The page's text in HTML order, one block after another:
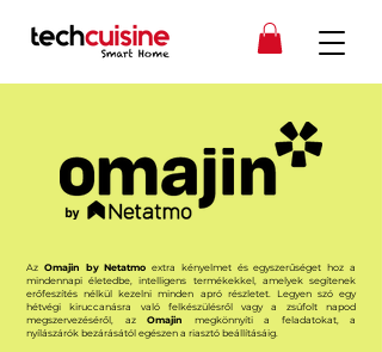
Az Omajin by Netatmo extra kényelmet és egyszerűséget hoz a
mindennapi életedbe, intelligens termékekkel, amelyek segítenek
erőfeszítés nélkül kezelni minden apró részletet. Legyen szó egy
hétvégi kiruccanásra való felkészülésről vagy a zsúfolt napod
megszervezéséről, az Omajin megkönnyíti a feladatokat, a
nyílászárók bezárásától egészen a riasztó beállításáig.